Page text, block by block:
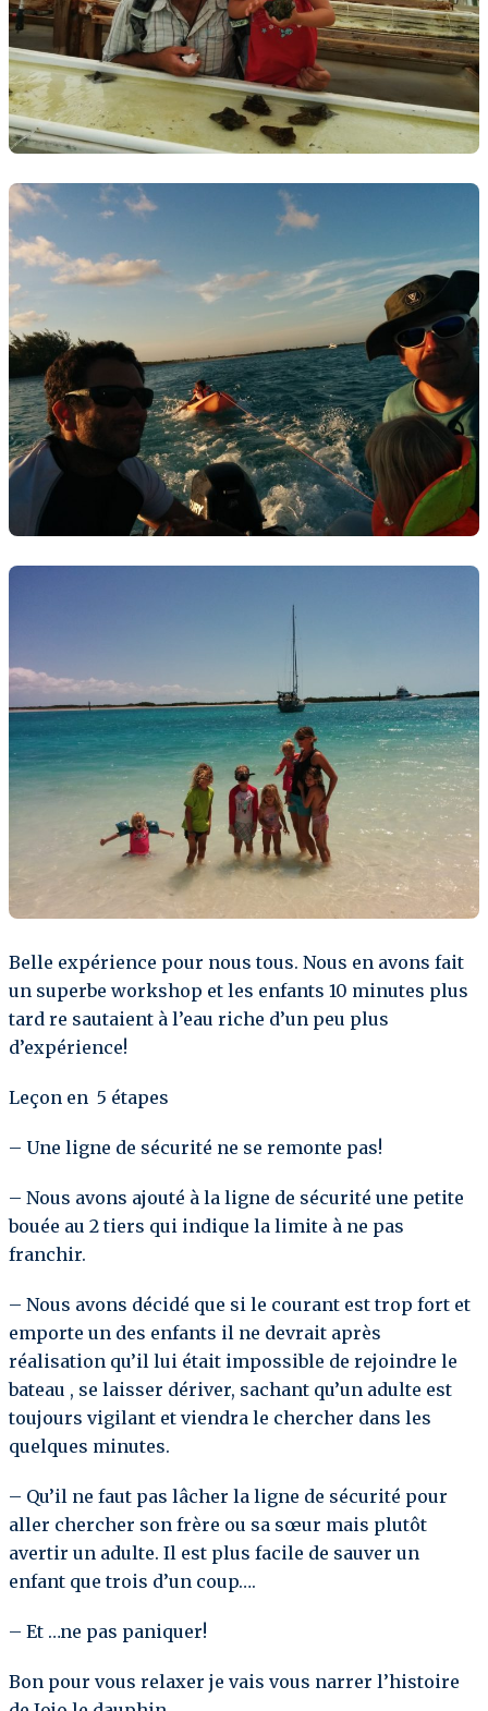
Belle expérience pour nous tous. Nous en avons fait
un superbe workshop et les enfants 10 minutes plus
tard re sautaient à l’eau riche d’un peu plus
d’expérience!
Leçon en 5 étapes
– Une ligne de sécurité ne se remonte pas!
– Nous avons ajouté à la ligne de sécurité une petite
bouée au 2 tiers qui indique la limite à ne pas
franchir.
– Nous avons décidé que si le courant est trop fort et
emporte un des enfants il ne devrait après
réalisation qu’il lui était impossible de rejoindre le
bateau , se laisser dériver, sachant qu’un adulte est
toujours vigilant et viendra le chercher dans les
quelques minutes.
– Qu’il ne faut pas lâcher la ligne de sécurité pour
aller chercher son frère ou sa sœur mais plutôt
avertir un adulte. Il est plus facile de sauver un
enfant que trois d’un coup….
– Et …ne pas paniquer!
Bon pour vous relaxer je vais vous narrer l’histoire